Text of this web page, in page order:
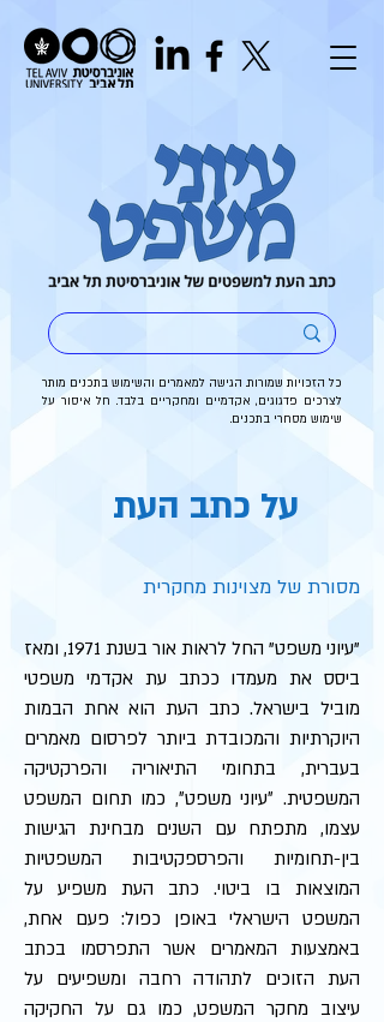
כל הזכויות שמורות. הגישה למאמרים והשימוש בתכנים מותר
לצרכים פדגוגים, אקדמיים ומחקריים בלבד. חל איסור על
שימוש מסחרי בתכנים.
על כתב העת
מסורת של מצוינות מחקרית
"עיוני משפט" החל לראות אור בשנת 1971, ומאז
ביסס את מעמדו ככתב עת אקדמי משפטי
מוביל בישראל. כתב העת הוא אחת הבמות
היוקרתיות והמכובדת ביותר לפרסום מאמרים
בעברית, בתחומי התיאוריה והפרקטיקה
המשפטית. ״עיוני משפט״, כמו תחום המשפט
עצמו, מתפתח עם השנים מבחינת הגישות
בין-תחומיות והפרספקטיבות המשפטיות
המוצאות בו ביטוי. כתב העת משפיע על
המשפט הישראלי באופן כפול: פעם אחת,
באמצעות המאמרים אשר התפרסמו בכתב
העת הזוכים לתהודה רחבה ומשפיעים על
עיצוב מחקר המשפט, כמו גם על החקיקה